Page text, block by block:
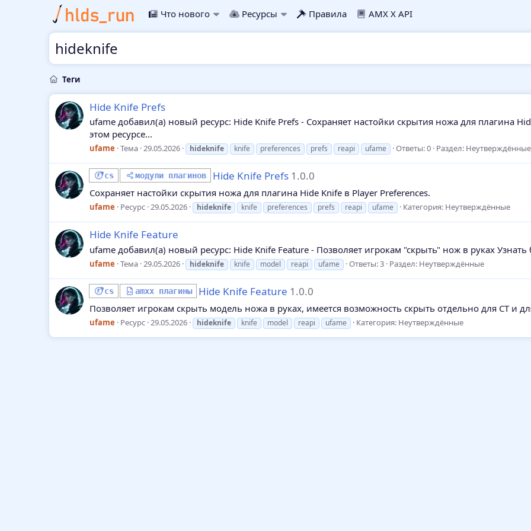
Что нового Ресурсы Правила AMX X API
hideknife
Теги
Hide Knife Prefs
ufame добавил(а) новый ресурс: Hide Knife Prefs - Сохраняет настойки скрытия ножа для плагина
этом ресурсе...
ufame Тема 29.05.2026 hideknife knife preferences prefs reapi ufame Ответы: 0 Раздел: Неутверждённые
cs модули плагинов Hide Knife Prefs 1.0.0
Сохраняет настойки скрытия ножа для плагина Hide Knife в Player Preferences.
ufame Ресурс 29.05.2026 hideknife knife preferences prefs reapi ufame Категория: Неутверждённые
Hide Knife Feature
ufame добавил(а) новый ресурс: Hide Knife Feature - Позволяет игрокам "скрыть" нож в руках Узнать
ufame Тема 29.05.2026 hideknife knife model reapi ufame Ответы: 3 Раздел: Неутверждённые
cs amxx плагины Hide Knife Feature 1.0.0
Позволяет игрокам скрыть модель ножа в руках, имеется возможность скрыть отдельно для CT и
ufame Ресурс 29.05.2026 hideknife knife model reapi ufame Категория: Неутверждённые